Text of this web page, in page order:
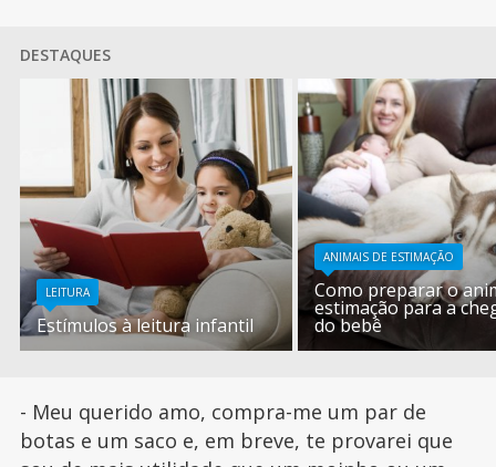
DESTAQUES
LEITURA
Estímulos à leitura infantil
ANIMAIS DE ESTIMAÇÃO
Como preparar o
estimação para a
do bebê
- Meu querido amo, compra-me um par de
botas e um saco e, em breve, te provarei que